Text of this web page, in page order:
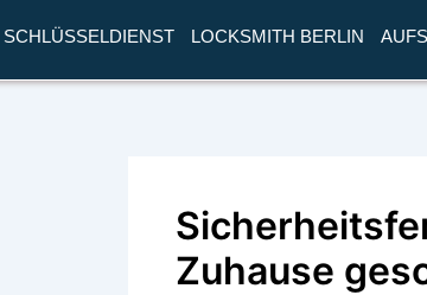
SCHLÜSSELDIENST LOCKSMITH BERLIN
Zuhause
navigation